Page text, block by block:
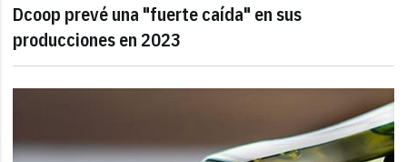
Dcoop prevé una "fuerte caída" en sus
producciones en 2023